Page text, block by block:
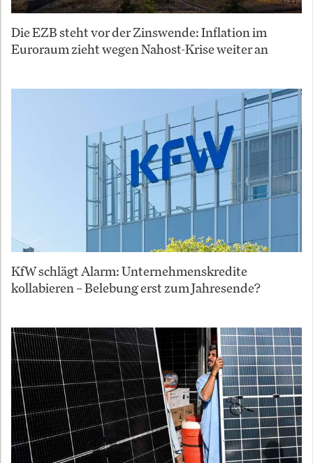
Die EZB steht vor der Zinswende: Inflation im
Euroraum zieht wegen Nahost-Krise weiter an
KfW schlägt Alarm: Unternehmenskredite
kollabieren – Belebung erst zum Jahresende?